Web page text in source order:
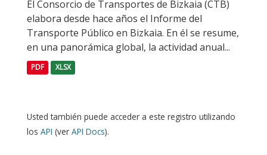
El Consorcio de Transportes de Bizkaia (CTB)
elabora desde hace años el Informe del
Transporte Público en Bizkaia. En él se resume,
en una panorámica global, la actividad anual...
PDF XLSX
Usted también puede acceder a este registro utilizando
los API (ver API Docs).